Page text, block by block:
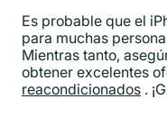
Es probable que el
para muchas
Mientras tanto,
obtener excelentes
reacondicionados .